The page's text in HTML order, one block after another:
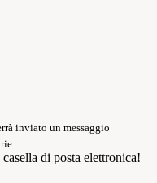
inviato un messaggio
di posta elettronica!